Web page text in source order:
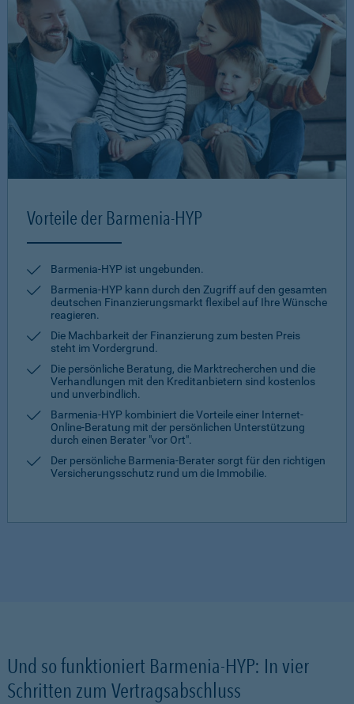
Vorteile der Barmenia-HYP
Barmenia-HYP ist ungebunden.
Barmenia-HYP kann durch den Zugriff auf den gesamten
deutschen Finanzierungsmarkt flexibel auf Ihre Wünsche
reagieren.
Die Machbarkeit der Finanzierung zum besten Preis
steht im Vordergrund.
Die persönliche Beratung, die Marktrecherchen und die
Verhandlungen mit den Kreditanbietern sind kostenlos
und unverbindlich.
Barmenia-HYP kombiniert die Vorteile einer Internet-
Online-Beratung mit der persönlichen Unterstützung
durch einen Berater "vor Ort".
Der persönliche Barmenia-Berater sorgt für den richtigen
Versicherungsschutz rund um die Immobilie.
Und so funktioniert Barmenia-HYP: In vier
Schritten zum Vertragsabschluss